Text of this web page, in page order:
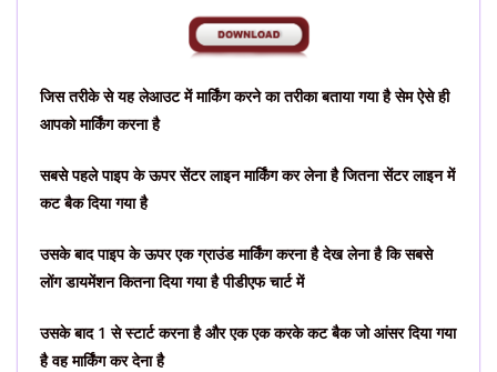
जिस तरीके से यह लेआउट में मार्किंग करने का तरीका बताया गया है सेम ऐसे ही
आपको मार्किंग करना है
सबसे पहले पाइप के ऊपर सेंटर लाइन मार्किंग कर लेना है जितना सेंटर लाइन में
कट बैक दिया गया है
उसके बाद पाइप के ऊपर एक ग्राउंड मार्किंग करना है देख लेना है कि सबसे
लोंग डायमेंशन कितना दिया गया है पीडीएफ चार्ट में
उसके बाद 1 से स्टार्ट करना है और एक एक करके कट बैक जो आंसर दिया गया
है वह मार्किंग कर देना है